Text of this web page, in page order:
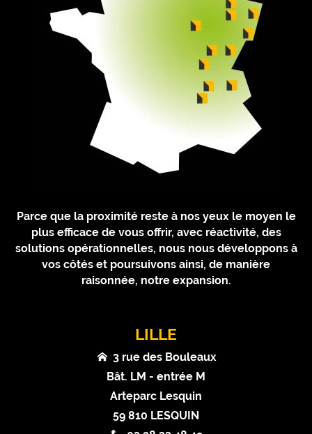
Parce que la proximité reste à nos yeux le moyen le
plus efficace de vous offrir, avec réactivité, des
solutions opérationnelles, nous nous développons à
vos côtés et poursuivons ainsi, de manière
raisonnée, notre expansion.
LILLE
3 rue des Bouleaux
Bât. LM - entrée M
Arteparc Lesquin
59 810 LESQUIN